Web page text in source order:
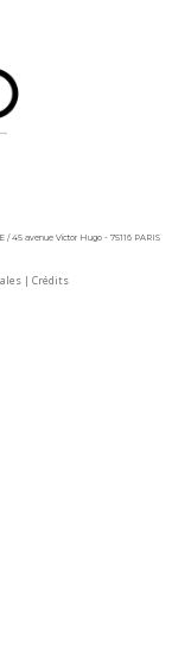
/ 45 avenue Victor Hugo - 75116 PARIS
| Crédits